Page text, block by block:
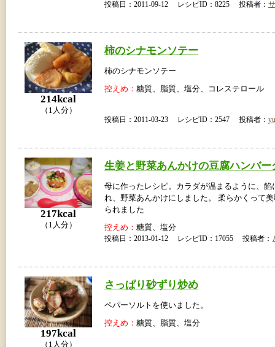
投稿日：2011-09-12 レシピID：8225 投稿者：
214kcal
（1人分）
柿のシナモンソテー
柿のシナモンソテー
控えめ： 糖質、脂質、塩分、コレステロール
投稿日：2011-03-23 レシピID：2547 投稿者：
217kcal
（1人分）
生姜と野菜あんかけの豆腐ハンバー
母に作ったレシピ。カラダが温まるように、餡
れ、野菜あんかけにしました。 柔らかくって
られました
控えめ： 糖質、塩分
投稿日：2013-01-12 レシピID：17055 投稿者：
197kcal
（1人分）
さっぱり砂ずり炒め
ペパーソルトを使いました。
控えめ： 糖質、脂質、塩分